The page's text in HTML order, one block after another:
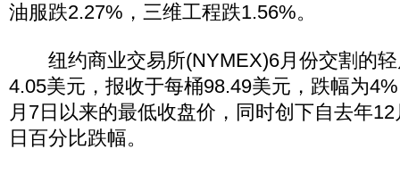
油服跌2.27%，三维工程跌1.56%。
纽约商业交易所(NYMEX)6月份交割的轻
4.05美元，报收于每桶98.49美元，跌幅为
月7日以来的最低收盘价，同时创下自去年
日百分比跌幅。